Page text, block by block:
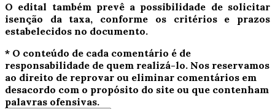
O edital também prevê a possibilidade de solicitar
isenção da taxa, conforme os critérios e prazos
estabelecidos no documento.
* O conteúdo de cada comentário é de
responsabilidade de quem realizá-lo. Nos reservamos
ao direito de reprovar ou eliminar comentários em
desacordo com o propósito do site ou que contenham
palavras ofensivas.